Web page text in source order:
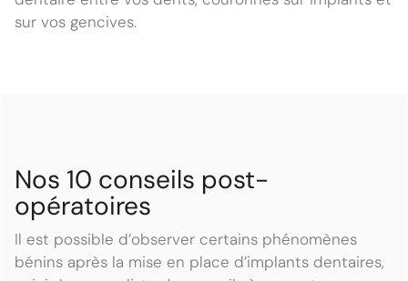
sur vos gencives.
Nos 10 conseils post-
opératoires
Il est possible d’observer certains phénomènes
bénins après la mise en place d’implants dentaires,